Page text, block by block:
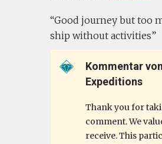
Good journey but too
ship without activities
Kommentar
Expeditions
Thank you for
comment. We
receive. This